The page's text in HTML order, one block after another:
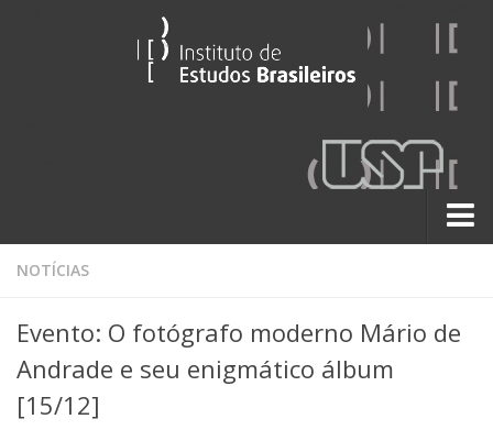
Sobre
A História do IEB
Institucional
60 Anos
NOTÍCIAS
Evento: O fotógrafo moderno Mário de
Andrade e seu enigmático álbum
[15/12]